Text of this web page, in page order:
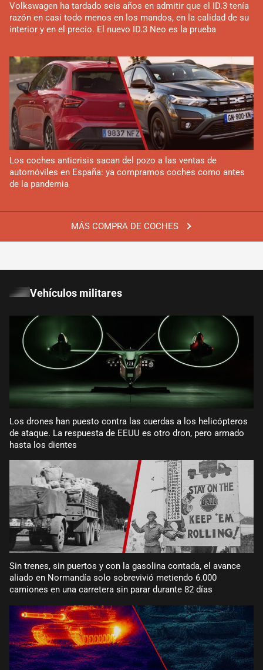
MÁS COMPRA DE COCHES
Volkswagen ha tardado seis años en admitir que el ID.3 tenía
razón en casi todo menos en los mandos, en la calidad de su
interior y en el precio. El nuevo ID.3 Neo es la prueba
Los coches anticrisis sacan del pozo a las ventas de
automóviles en España: ya compramos coches como antes
de la pandemia
Vehículos militares
Los drones han puesto contra las cuerdas a los helicópteros
de ataque. La respuesta de EEUU es otro dron, pero armado
hasta los dientes
Sin trenes, sin puertos y con la gasolina contada, el avance
aliado en Normandía solo sobrevivió metiendo 6.000
camiones en una carretera sin parar durante 82 días